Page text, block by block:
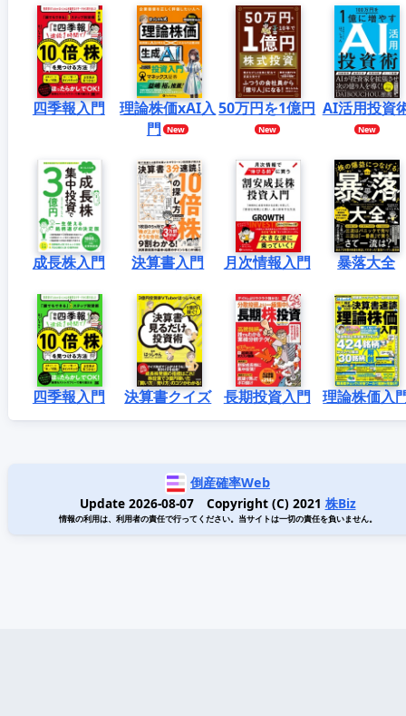
四季報入門
理論株価xAI入
門
50万円を1億円 AI活用投資
成長株入門 決算書入門 月次情報入門 暴落大全
四季報入門 決算書クイズ 長期投資入門 理論株価入
倒産確率Web
Update 2026-08-07 Copyright (C) 2021 株Biz
情報の利用は、利用者の責任で行ってください。当サイトは一切の責任を負いません。